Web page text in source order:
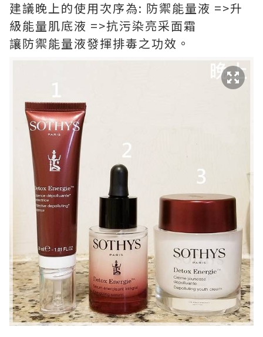
建議晚上的使用次序為: 防禦能量液 =>升
級能量肌底液 =>抗污染亮采面霜
讓防禦能量液發揮排毒之功效。